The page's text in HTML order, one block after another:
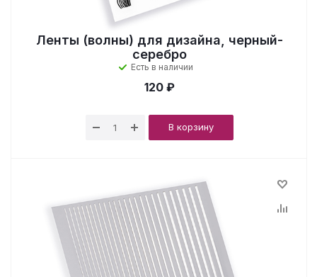
Ленты (волны) для дизайна, черный-
серебро
Есть в наличии
120 ₽
В корзину